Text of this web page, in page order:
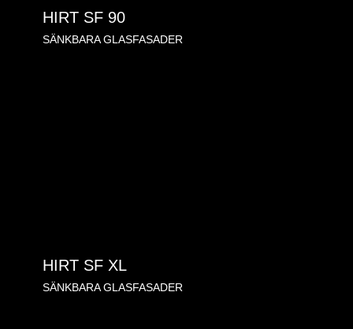
HIRT SF 90
SÄNKBARA GLASFASADER
HIRT SF XL
SÄNKBARA GLASFASADER